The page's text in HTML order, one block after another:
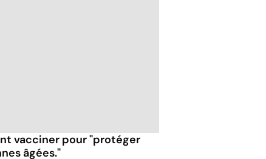
vacciner pour "protéger
âgées."